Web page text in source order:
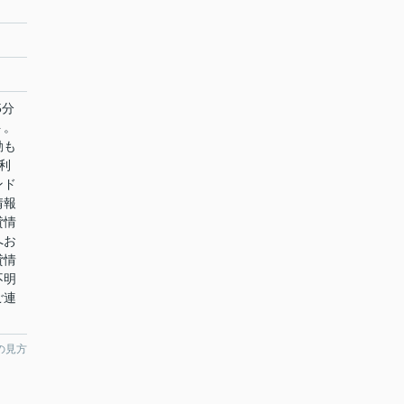
報
情
お
情
連
見方